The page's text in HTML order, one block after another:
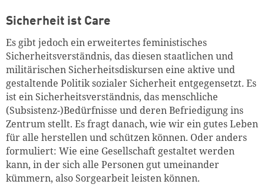
Sicherheit ist Care
Es gibt jedoch ein erweitertes feministisches
Sicherheitsverständnis, das diesen staatlichen und
militärischen Sicherheitsdiskursen eine aktive und
gestaltende Politik sozialer Sicherheit entgegensetzt. Es
ist ein Sicherheitsverständnis, das menschliche
(Subsistenz-)Bedürfnisse und deren Befriedigung ins
Zentrum stellt. Es fragt danach, wie wir ein gutes Leben
für alle herstellen und schützen können. Oder anders
formuliert: Wie eine Gesellschaft gestaltet werden
kann, in der sich alle Personen gut umeinander
kümmern, also Sorgearbeit leisten können.